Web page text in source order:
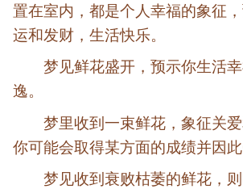
置在室内，都是个人幸福的象征
运和发财，生活快乐。
梦见鲜花盛开，预示你生活
逸。
梦里收到一束鲜花，象征关
你可能会取得某方面的成绩并因此
梦见收到衰败枯萎的鲜花，